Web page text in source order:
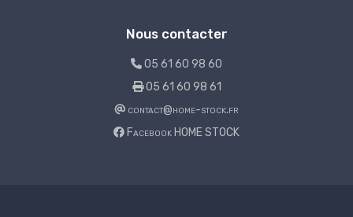
Nous contacter
05 61 60 98 60
05 61 60 98 61
contact@home-stock.fr
Facebook HOME STOCK